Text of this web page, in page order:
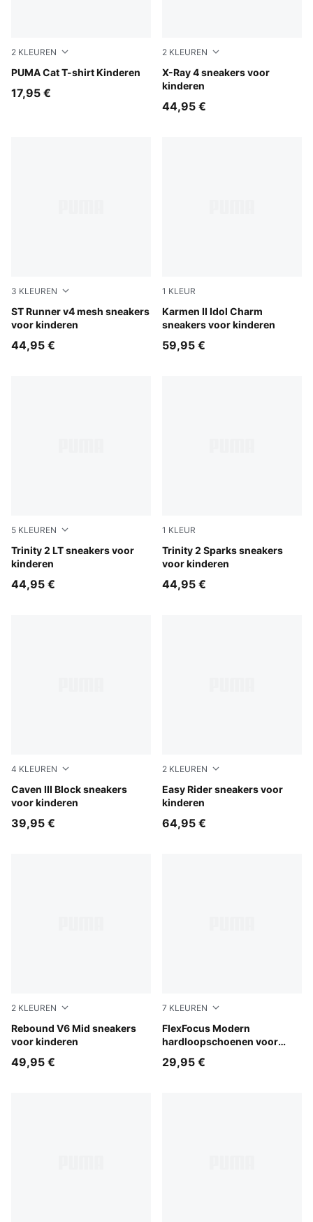
2 KLEUREN
PUMA Cat T-shirt Kinderen
Chocolate Fondue
17,95 €
2 KLEUREN
X-Ray 4 sneakers voor
kinderen
PUMA Black-Créme De
44,95 €
3 KLEUREN
ST Runner v4 mesh sneakers
voor kinderen
Powder Pink-PUMA White-Créme De Mint-Mauve Glow
44,95 €
1 KLEUR
Karmen II Idol Charm
sneakers voor kinderen
Silver Fog-Silver Fog-PUMA
59,95 €
5 KLEUREN
Trinity 2 LT sneakers voor
kinderen
PUMA Navy-PUMA White-Feather Gray-Red Fire
44,95 €
1 KLEUR
Trinity 2 Sparks sneakers
voor kinderen
PUMA Black-Bright Papaya-
44,95 €
4 KLEUREN
Caven III Block sneakers
voor kinderen
Persian Blue-Sea Illusion-PUMA White
39,95 €
2 KLEUREN
Easy Rider sneakers voor
kinderen
Powder Pink-Dusky
64,95 €
2 KLEUREN
Rebound V6 Mid sneakers
voor kinderen
PUMA White-PUMA Black-Shadow Gray
49,95 €
7 KLEUREN
FlexFocus Modern
hardloopschoenen voor
PUMA Black-PUMA White
29,95 €